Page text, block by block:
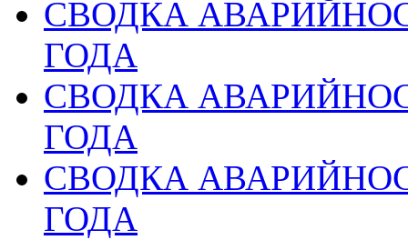
СВОДКА
ГОДА
СВОДКА
ГОДА
СВОДКА
ГОДА